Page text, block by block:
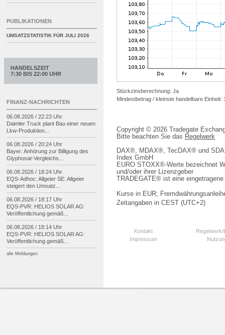
Stückzinsberechnung: Ja
Mindestbetrag / kleinste handelbare Einheit:
Copyright © 2026 Tradegate
Bitte beachten Sie das Regelwerk
DAX®, MDAX®, TecDAX® und
Index GmbH
EURO STOXX®-Werte bezeichnet
und/oder ihrer Lizenzgeber
TRADEGATE® ist eine
Kurse in EUR;
Zeitangaben in CEST (UTC+2)
Kontakt
Impressum
PUBLIKATIONEN
UMSATZSTATISTIK FÜR JULI 2026
HANDELSZEIT
7:30 BIS 22:00 UHR
FINANZ-NACHRICHTEN
06.08.2026 / 22:23 Uhr
Daimler Truck plant Bau einer neuen
Lkw-Produktion...
06.08.2026 / 20:24 Uhr
Bayer: Anhörung zur Billigung des
Glyphosat-Vergleichs...
06.08.2026 / 18:24 Uhr
EQS-Adhoc: Allgeier SE: Allgeier
steigert den Umsatz...
06.08.2026 / 18:17 Uhr
EQS-PVR: HELIOS SOLAR AG:
Veröffentlichung gemäß...
06.08.2026 / 18:14 Uhr
EQS-PVR: HELIOS SOLAR AG:
Veröffentlichung gemäß...
alle Meldungen